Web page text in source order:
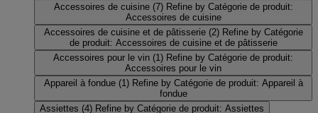
Accessoires de cuisine (7) Refine by Catégorie de produit:
Accessoires de cuisine
Accessoires de cuisine et de pâtisserie (2) Refine by Catégorie
de produit: Accessoires de cuisine et de pâtisserie
Accessoires pour le vin (1) Refine by Catégorie de produit:
Accessoires pour le vin
Appareil à fondue (1) Refine by Catégorie de produit: Appareil à
fondue
Assiettes (4) Refine by Catégorie de produit: Assiettes